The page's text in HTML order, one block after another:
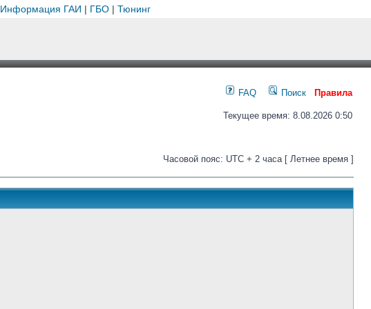
Информация ГАИ | ГБО| Тюнинг
FAQ Поиск Правила
Текущее время: 8.08.2026 0:50
Часовой пояс: UTC + 2 часа [ Летнее время ]